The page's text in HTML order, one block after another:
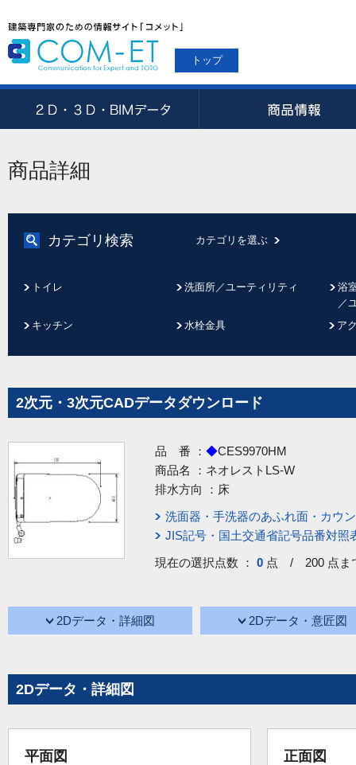
トップ
商品詳細
カテゴリ検索 カテゴリを選ぶ
トイレ 洗面所／ユーティリティ
浴
／
キッチン
水栓金具 ア
2次元・3次元CADデータダウンロード
品 番 ： ◆CES9970HM
商品名 ： ネオレストLS-W
排水方向 ： 床
洗面器・手洗器のあふれ面・カウ
JIS記号・国土交通省記号品番対照
現在の選択点数 ： 0 点 / 200 点ま
2Dデータ・詳細図 2Dデータ・意匠図
2Dデータ・詳細図
平面図 正面図